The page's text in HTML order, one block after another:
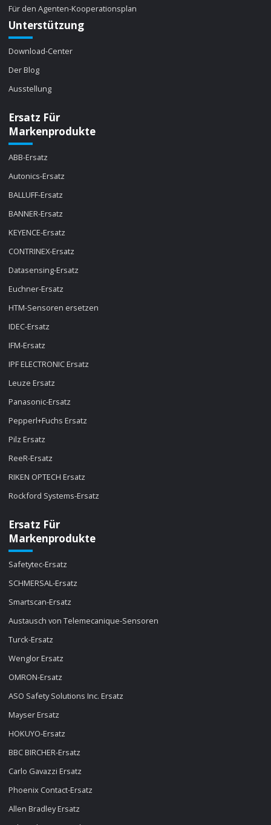
Für den Agenten-Kooperationsplan
Unterstützung
Download-Center
Der Blog
Ausstellung
Ersatz Für
Markenprodukte
ABB-Ersatz
Autonics-Ersatz
BALLUFF-Ersatz
BANNER-Ersatz
KEYENCE-Ersatz
CONTRINEX-Ersatz
Datasensing-Ersatz
Euchner-Ersatz
HTM-Sensoren ersetzen
IDEC-Ersatz
IFM-Ersatz
IPF ELECTRONIC Ersatz
Leuze Ersatz
Panasonic-Ersatz
Pepperl+Fuchs Ersatz
Pilz Ersatz
ReeR-Ersatz
RIKEN OPTECH Ersatz
Rockford Systems-Ersatz
Ersatz Für
Markenprodukte
Safetytec-Ersatz
SCHMERSAL-Ersatz
Smartscan-Ersatz
Austausch von Telemecanique-Sensoren
Turck-Ersatz
Wenglor Ersatz
OMRON-Ersatz
ASO Safety Solutions Inc. Ersatz
Mayser Ersatz
HOKUYO-Ersatz
BBC BIRCHER-Ersatz
Carlo Gavazzi Ersatz
Phoenix Contact-Ersatz
Allen Bradley Ersatz